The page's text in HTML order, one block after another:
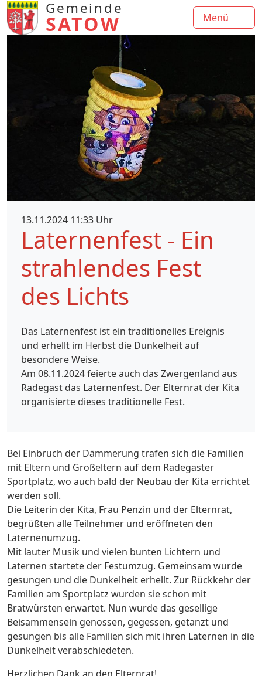
Gemeinde
SATOW Menü
13.11.2024 11:33 Uhr
Laternenfest - Ein
strahlendes Fest
des Lichts
Das Laternenfest ist ein traditionelles Ereignis
und erhellt im Herbst die Dunkelheit auf
besondere Weise.
Am 08.11.2024 feierte auch das Zwergenland aus
Radegast das Laternenfest. Der Elternrat der Kita
organisierte dieses traditionelle Fest.
Bei Einbruch der Dämmerung trafen sich die Familien
mit Eltern und Großeltern auf dem Radegaster
Sportplatz, wo auch bald der Neubau der Kita errichtet
werden soll.
Die Leiterin der Kita, Frau Penzin und der Elternrat,
begrüßten alle Teilnehmer und eröffneten den
Laternenumzug.
Mit lauter Musik und vielen bunten Lichtern und
Laternen startete der Festumzug. Gemeinsam wurde
gesungen und die Dunkelheit erhellt. Zur Rückkehr der
Familien am Sportplatz wurden sie schon mit
Bratwürsten erwartet. Nun wurde das gesellige
Beisammensein genossen, gegessen, getanzt und
gesungen bis alle Familien sich mit ihren Laternen in die
Dunkelheit verabschiedeten.